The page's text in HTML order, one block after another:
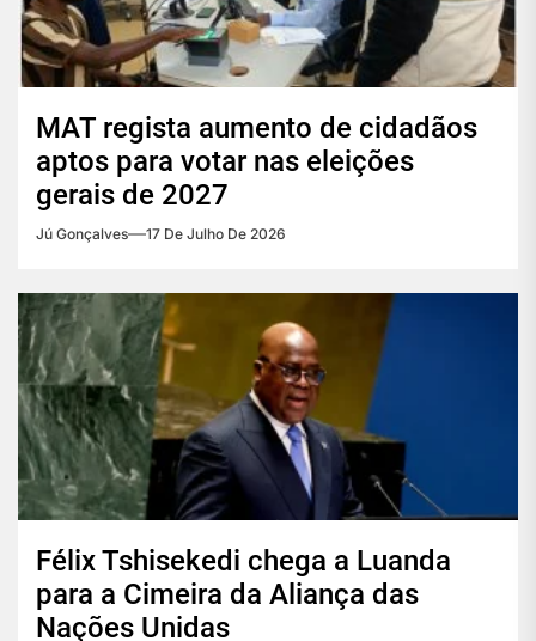
MAT regista aumento de cidadãos
aptos para votar nas eleições
gerais de 2027
Jú Gonçalves 17 De Julho De 2026
Félix Tshisekedi chega a Luanda
para a Cimeira da Aliança das
Nações Unidas